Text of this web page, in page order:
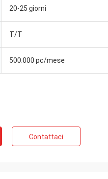
20-25 giorni
T/T
500.000 pc/mese
Contattaci